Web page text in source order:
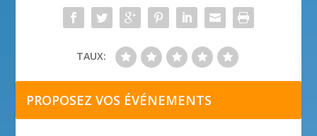
TAUX:
PROPOSEZ VOS ÉVÉNEMENTS